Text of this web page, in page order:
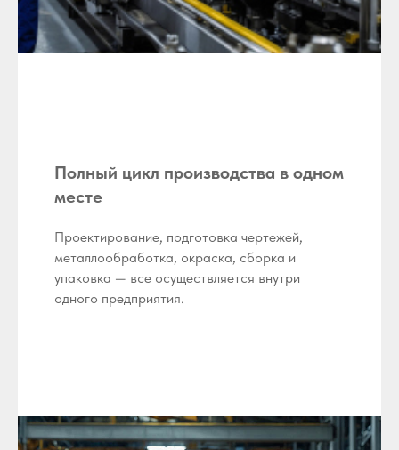
Полный цикл производства в одном
месте
Проектирование, подготовка чертежей,
металлообработка, окраска, сборка и
упаковка — все осуществляется внутри
одного предприятия.